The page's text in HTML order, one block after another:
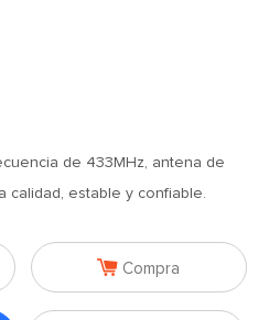
de 433MHz, antena de
calidad, estable y confiable.
 Compra